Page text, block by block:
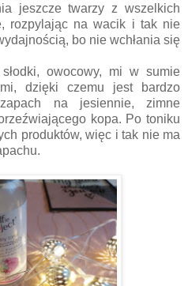
jeszcze twarzy z wszelkich
rozpylając na wacik i tak nie
bo nie wchłania się
owocowy, mi w sumie
dzięki czemu jest bardzo
na jesiennie, zimne
kopa. Po toniku
produktów, więc i tak nie ma